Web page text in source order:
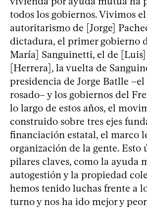
todos los gobiernos. Vivimos
autoritarismo de [Jorge]
dictadura, el primer gobierno
María] Sanguinetti, el de
[Herrera], la vuelta de
presidencia de Jorge Batlle
rosado– y los gobiernos del
lo largo de estos años, el
construido sobre tres ejes
financiación estatal, el marco
organización de la gente.
pilares claves, como la ayuda
autogestión y la propiedad
hemos tenido luchas frente a
turno y nos ha ido mejor y